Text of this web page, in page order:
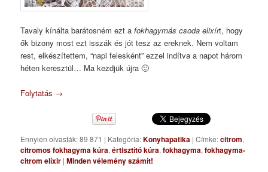
Tavaly kínálta barátosném ezt afokhagymás csoda elixírt, hogy
ők bizony most ezt isszák és jót tesz az ereknek. Nem voltam
rest, elkészítettem, “napi felesként” ezzel indítva a napot három
héten keresztül… Ma kezdjük újra 🙂
Folytatás →
Ennyien olvasták: 89 871 | Kategória:Konyhapatika |Címke:citrom,
citromos fokhagyma kúra,értisztító kúra,fokhagyma,fokhagyma-
citrom elíxir |Minden vélemény számít!